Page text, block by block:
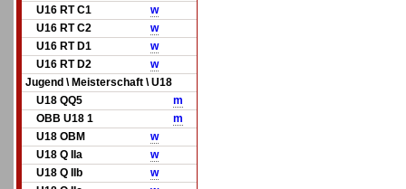
U16 RT C1
w
U16 RT C2
w
U16 RT D1
w
U16 RT D2
w
Jugend \ Meisterschaft \ U18
U18 QQ5
m
OBB U18 1
m
U18 OBM
w
U18 Q IIa
w
U18 Q IIb
w